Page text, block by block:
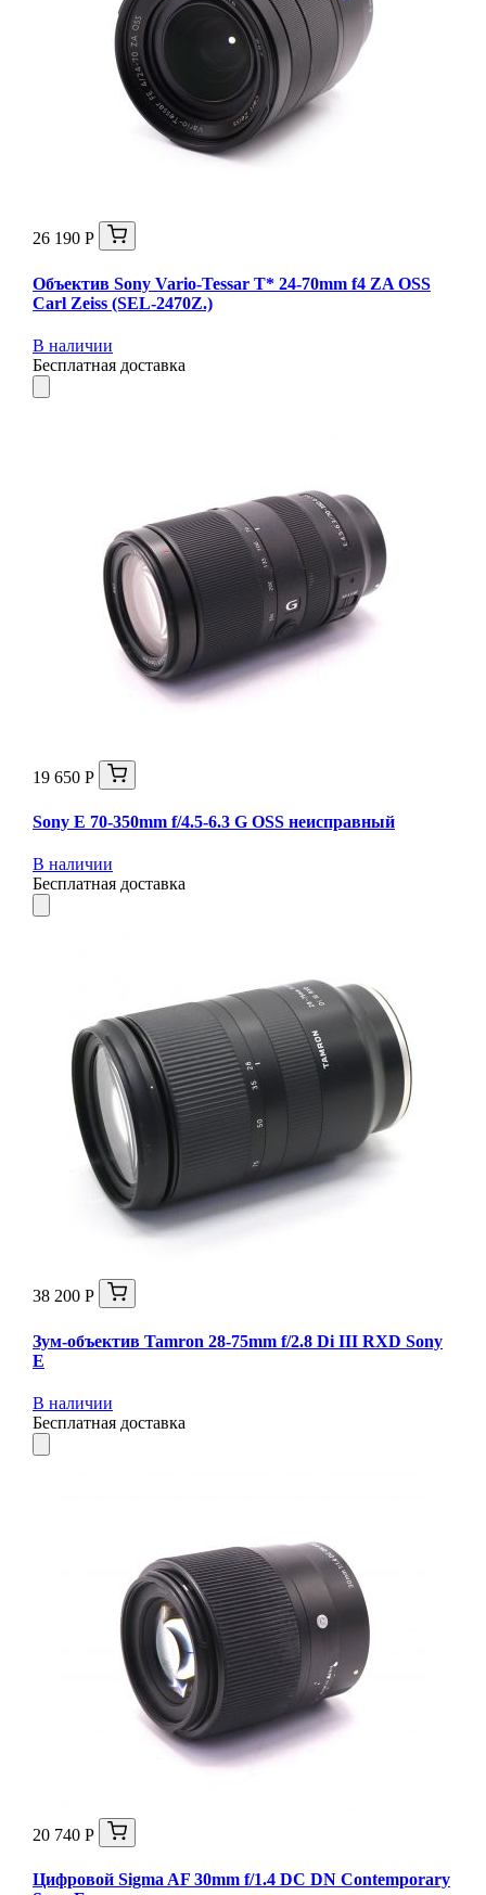
26 190 Р
Объектив Sony Vario-Tessar T* 24-70mm f4 ZA OSS
Carl Zeiss (SEL-2470Z.)
В наличии
Бесплатная доставка
19 650 Р
Sony E 70-350mm f/4.5-6.3 G OSS неисправный
В наличии
Бесплатная доставка
38 200 Р
Зум-объектив Tamron 28-75mm f/2.8 Di III RXD Sony
E
В наличии
Бесплатная доставка
20 740 Р
Цифровой Sigma AF 30mm f/1.4 DC DN Contemporary